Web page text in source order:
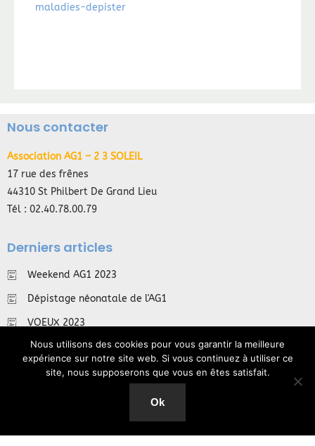
maladies-depister
Nous contacter
Association AG1 – 2 3 SOLEIL
17 rue des frênes
44310 St Philbert De Grand Lieu
Tél : 02.40.78.00.79
Derniers articles
Weekend AG1 2023
Dépistage néonatale de l'AG1
VOEUX 2023
Suivez-nous !
Nous utilisons des cookies pour vous garantir la meilleure
expérience sur notre site web. Si vous continuez à utiliser ce
site, nous supposerons que vous en êtes satisfait.
Ok